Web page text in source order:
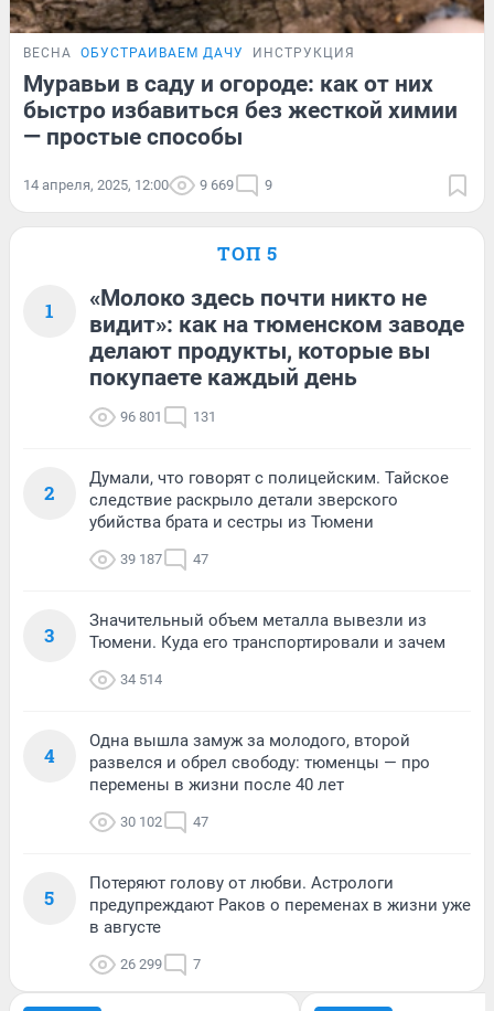
ВЕСНА ОБУСТРАИВАЕМ ДАЧУ ИНСТРУКЦИЯ
Муравьи в саду и огороде: как от них
быстро избавиться без жесткой химии
— простые способы
14 апреля, 2025, 12:00 9 669 9
ТОП 5
1
«Молоко здесь почти никто не
видит»: как на тюменском заводе
делают продукты, которые вы
покупаете каждый день
96 801 131
2
Думали, что говорят с полицейским. Тайское
следствие раскрыло детали зверского
убийства брата и сестры из Тюмени
39 187 47
3
Значительный объем металла вывезли из
Тюмени. Куда его транспортировали и зачем
34 514
4
Одна вышла замуж за молодого, второй
развелся и обрел свободу: тюменцы — про
перемены в жизни после 40 лет
30 102 47
5
Потеряют голову от любви. Астрологи
предупреждают Раков о переменах в жизни уже
в августе
26 299 7